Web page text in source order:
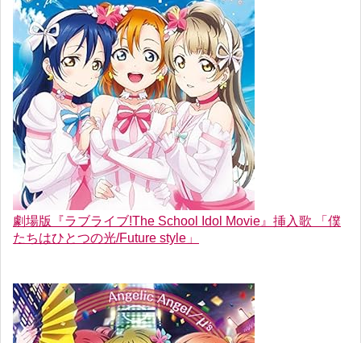
劇場版『ラブライブ!The School Idol Movie』挿入歌 「僕
たちはひとつの光/Future style」